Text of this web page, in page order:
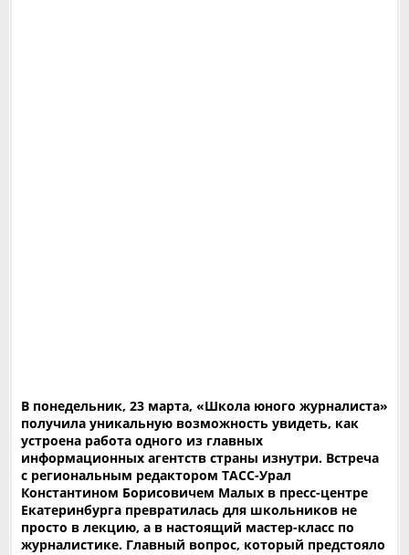
В понедельник, 23 марта, «Школа юного журналиста»
получила уникальную возможность увидеть, как
устроена работа одного из главных
информационных агентств страны изнутри. Встреча
с региональным редактором ТАСС-Урал
Константином Борисовичем Малых в пресс-центре
Екатеринбурга превратилась для школьников не
просто в лекцию, а в настоящий мастер-класс по
журналистике. Главный вопрос, который предстояло